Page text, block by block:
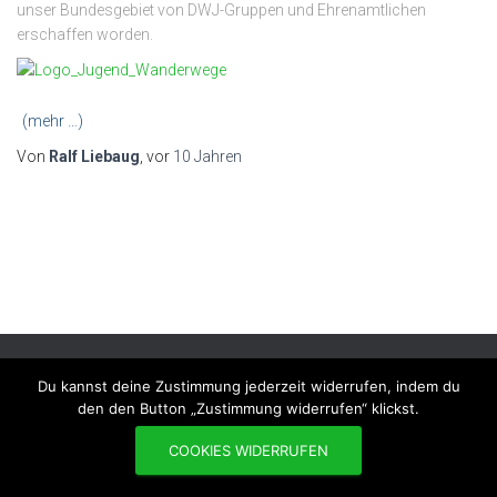
unser Bundesgebiet von DWJ-Gruppen und Ehrenamtlichen
erschaffen worden.
(mehr …)
Von Ralf Liebaug , vor 10 Jahren
DATENSCHUTZERKLÄRUNG IMPRESSUM KONTAKT
Hestia | Entwickelt vonThemeIsle
Du kannst deine Zustimmung jederzeit widerrufen, indem du
den den Button „Zustimmung widerrufen“ klickst.
COOKIES WIDERRUFEN